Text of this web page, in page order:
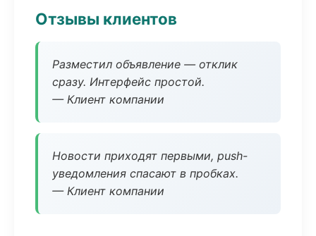
Отзывы клиентов
Разместил объявление — отклик
сразу. Интерфейс простой.
— Клиент компании
Новости приходят первыми, push-
уведомления спасают в пробках.
— Клиент компании